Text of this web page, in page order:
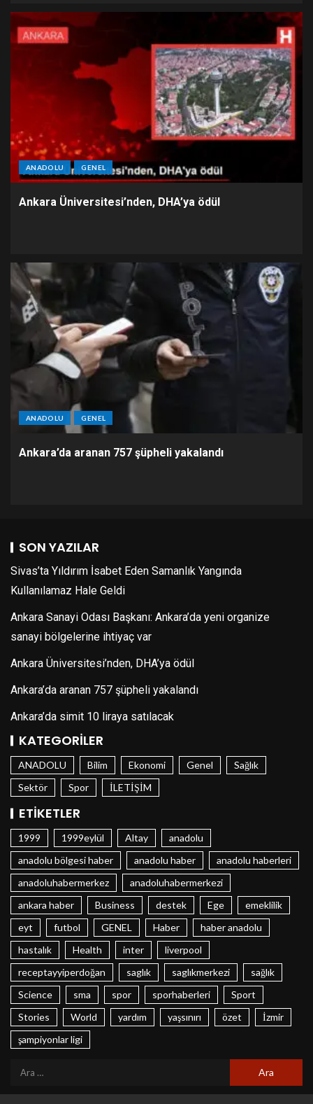
ANADOLU GENEL
Ankara Üniversitesi’nden, DHA’ya ödül
ANADOLU GENEL
Ankara’da aranan 757 şüpheli yakalandı
SON YAZILAR
Sivas’ta Yıldırım İsabet Eden Samanlık Yangında
Kullanılamaz Hale Geldi
Ankara Sanayi Odası Başkanı: Ankara’da yeni organize
sanayi bölgelerine ihtiyaç var
Ankara Üniversitesi’nden, DHA’ya ödül
Ankara’da aranan 757 şüpheli yakalandı
Ankara’da simit 10 liraya satılacak
KATEGORILER
ANADOLU Bilim Ekonomi Genel
Sağlık
Sektör
Spor İLETİŞİM
ETIKETLER
1999 1999eylül Altay
anadolu
anadolu bölgesi haber
anadolu haber
anadolu haberleri
anadoluhabermerkez
anadoluhabermerkezi
ankara haber
Business destek Ege
emeklilik
eyt
futbol GENEL Haber
haber anadolu
hastalık
Health inter
liverpool
receptayyiperdoğan
saglık saglıkmerkezi
sağlık
Science
sma spor sporhaberleri
Sport
Stories
World yardım yaşsınırı özet
İzmir
şampiyonlar ligi